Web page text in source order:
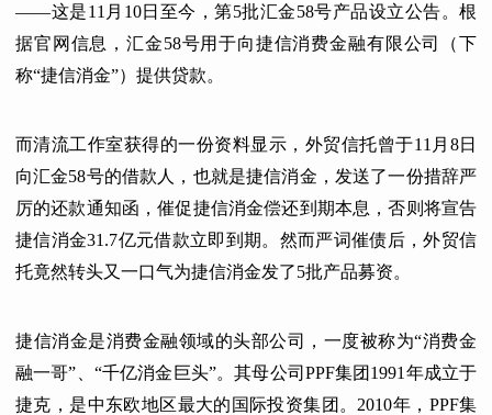
——这是11月10日至今，第5批汇金58号产品设立公告。根
据官网信息，汇金58号用于向捷信消费金融有限公司（下
称“捷信消金”）提供贷款。
而清流工作室获得的一份资料显示，外贸信托曾于11月8日
向汇金58号的借款人，也就是捷信消金，发送了一份措辞严
厉的还款通知函，催促捷信消金偿还到期本息，否则将宣告
捷信消金31.7亿元借款立即到期。然而严词催债后，外贸信
托竟然转头又一口气为捷信消金发了5批产品募资。
捷信消金是消费金融领域的头部公司，一度被称为“消费金
融一哥”、“千亿消金巨头”。其母公司PPF集团1991年成立于
捷克，是中东欧地区最大的国际投资集团。2010年，PPF集